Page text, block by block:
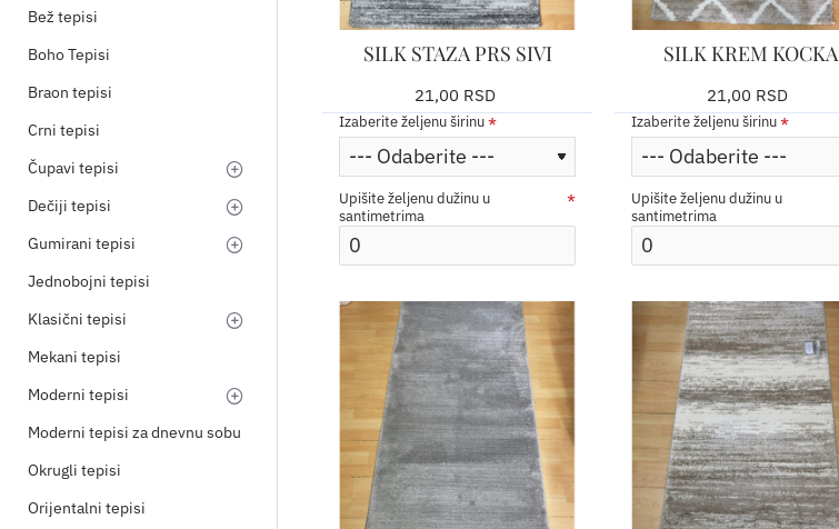
Bež tepisi
Boho Tepisi
Braon tepisi
Crni tepisi
Čupavi tepisi
Dečiji tepisi
Gumirani tepisi
Jednobojni tepisi
Klasični tepisi
Mekani tepisi
Moderni tepisi
Moderni tepisi za dnevnu sobu
Okrugli tepisi
Orijentalni tepisi
SILK STAZA PRS SIVI
21,00 RSD
Izaberite željenu širinu
Upišite željenu dužinu u
santimetrima
SILK KREM KOCKA
21,00 RSD
Izaberite željenu širinu
Upišite željenu dužinu u
santimetrima